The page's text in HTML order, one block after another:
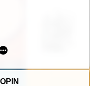
dzwonu : Zygmunt w